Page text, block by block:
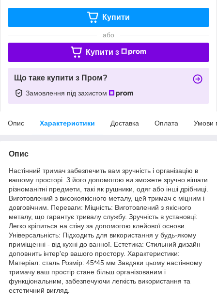
Купити
або
Купити з
Що таке купити з Пром?
Замовлення під захистом
Опис Характеристики Доставка Оплата Умови
Опис
Настінний тримач забезпечить вам зручність і організацію в
вашому просторі. З його допомогою ви зможете зручно вішати
різноманітні предмети, такі як рушники, одяг або інші дрібниці.
Виготовлений з високоякісного металу, цей тримач є міцним і
довговічним. Переваги: Міцність: Виготовлений з якісного
металу, що гарантує тривалу службу. Зручність в установці:
Легко кріпиться на стіну за допомогою клейової основи.
Універсальність: Підходить для використання у будь-якому
приміщенні - від кухні до ванної. Естетика: Стильний дизайн
доповнить інтер'єр вашого простору. Характеристики:
Матеріал: сталь Розмір: 45*45 мм Завдяки цьому настінному
тримачу ваш простір стане більш організованим і
функціональним, забезпечуючи легкість використання та
естетичний вигляд.